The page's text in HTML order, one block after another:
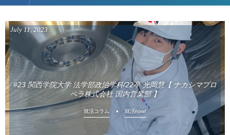
#23 関西学院大学 法学部政治学科/22卒 光岡慧【 ナカシマプロ
ペラ株式会社 国内営業部 】
July 11, 2023
就活コラム 就活now!